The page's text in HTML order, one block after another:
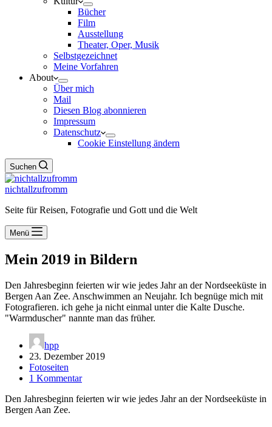
Bücher
Film
Ausstellung
Theater, Oper, Musik
Selbstgezeichnet
Meine Vorfahren
About
Über mich
Mail
Diesen Blog abonnieren
Impressum
Datenschutz
Cookie Einstellung ändern
Suchen
nichtallzufromm
Seite für Reisen, Fotografie und Gott und die Welt
Menü
Mein 2019 in Bildern
Den Jahresbeginn feierten wir wie jedes Jahr an der Nordseeküste in
Bergen Aan Zee. Anschwimmen an Neujahr. Ich begnüge mich mit
Fotografieren. ich gehe ja nicht einmal unter die Kalte Dusche.
"Warmduscher" nannte man das früher.
hpp
23. Dezember 2019
Fotoseiten
1 Kommentar
Den Jahresbeginn feierten wir wie jedes Jahr an der Nordseeküste in
Bergen Aan Zee.